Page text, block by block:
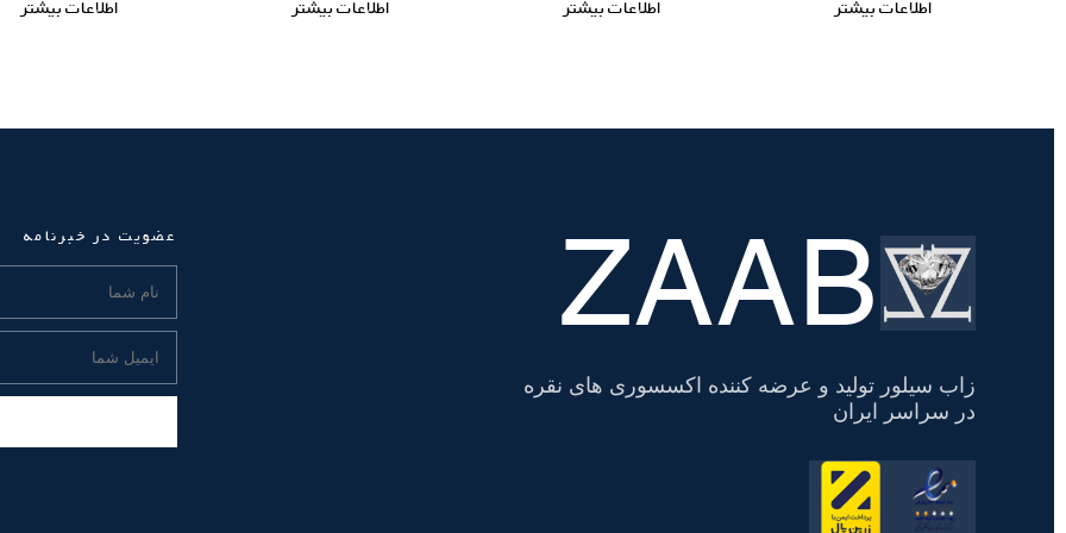
اطلاعات بیشتر اطلاعات بیشتر اطلاعات بیشتر اطلاعات بیشتر
تسویه
حساب ZAAB
زاب سیلور تولید و عرضه کننده اکسسوری های نقره
در سراسر ایران
عضویت در خبرنامه